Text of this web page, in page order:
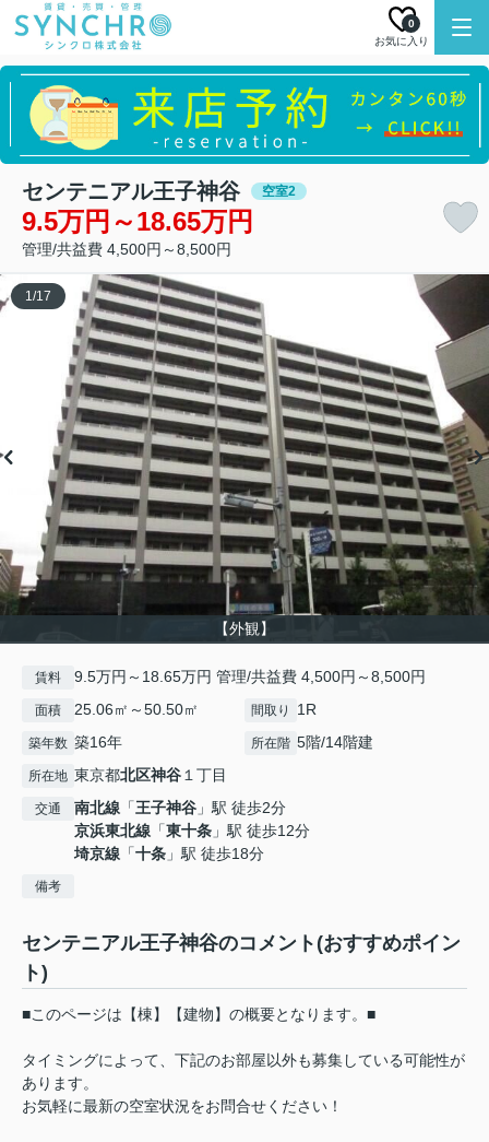
お気に入り
0
センテニアル王子神谷 空室2
9.5万円～18.65万円
管理/共益費 4,500円～8,500円
【外観】
1 /17
賃料 9.5万円～18.65万円 管理/共益費 4,500円～8,500円
面積 25.06㎡～50.50㎡ 間取り 1R
築年数 築16年 所在階 5階/14階建
所在地 東京都北区神谷 １丁目
交通 南北線 「王子神谷 」駅 徒歩2分
京浜東北線 「東十条 」駅 徒歩12分
埼京線 「十条 」駅 徒歩18分
備考
センテニアル王子神谷のコメント(おすすめポイン
ト)
■このページは【棟】【建物】の概要となります。■
タイミングによって、下記のお部屋以外も募集している可能性が
あります。
お気軽に最新の空室状況をお問合せください！